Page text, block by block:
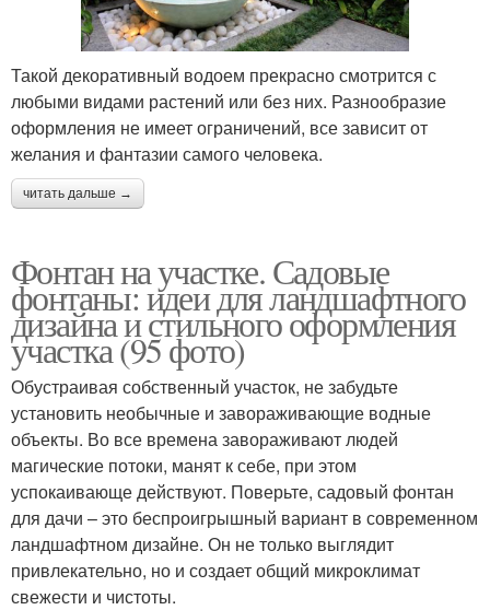
Такой декоративный водоем прекрасно смотрится с
любыми видами растений или без них. Разнообразие
оформления не имеет ограничений, все зависит от
желания и фантазии самого человека.
читать дальше →
Фонтан на участке. Садовые
фонтаны: идеи для ландшафтного
дизайна и стильного оформления
участка (95 фото)
Обустраивая собственный участок, не забудьте
установить необычные и завораживающие водные
объекты. Во все времена завораживают людей
магические потоки, манят к себе, при этом
успокаивающе действуют. Поверьте, садовый фонтан
для дачи – это беспроигрышный вариант в современном
ландшафтном дизайне. Он не только выглядит
привлекательно, но и создает общий микроклимат
свежести и чистоты.